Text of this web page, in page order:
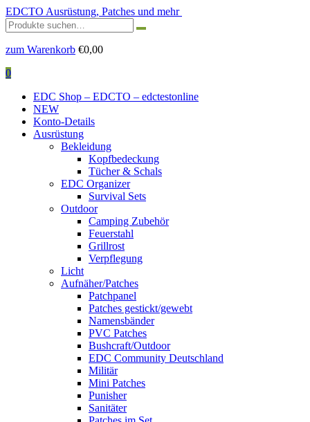
EDCTO Ausrüstung, Patches und mehr
Suchen
nach:
zum Warenkorb €0,00
0
EDC Shop – EDCTO – edctestonline
NEW
Konto-Details
Ausrüstung
Bekleidung
Kopfbedeckung
Tücher & Schals
EDC Organizer
Survival Sets
Outdoor
Camping Zubehör
Feuerstahl
Grillrost
Verpflegung
Licht
Aufnäher/Patches
Patchpanel
Patches gestickt/gewebt
Namensbänder
PVC Patches
Bushcraft/Outdoor
EDC Community Deutschland
Militär
Mini Patches
Punisher
Sanitäter